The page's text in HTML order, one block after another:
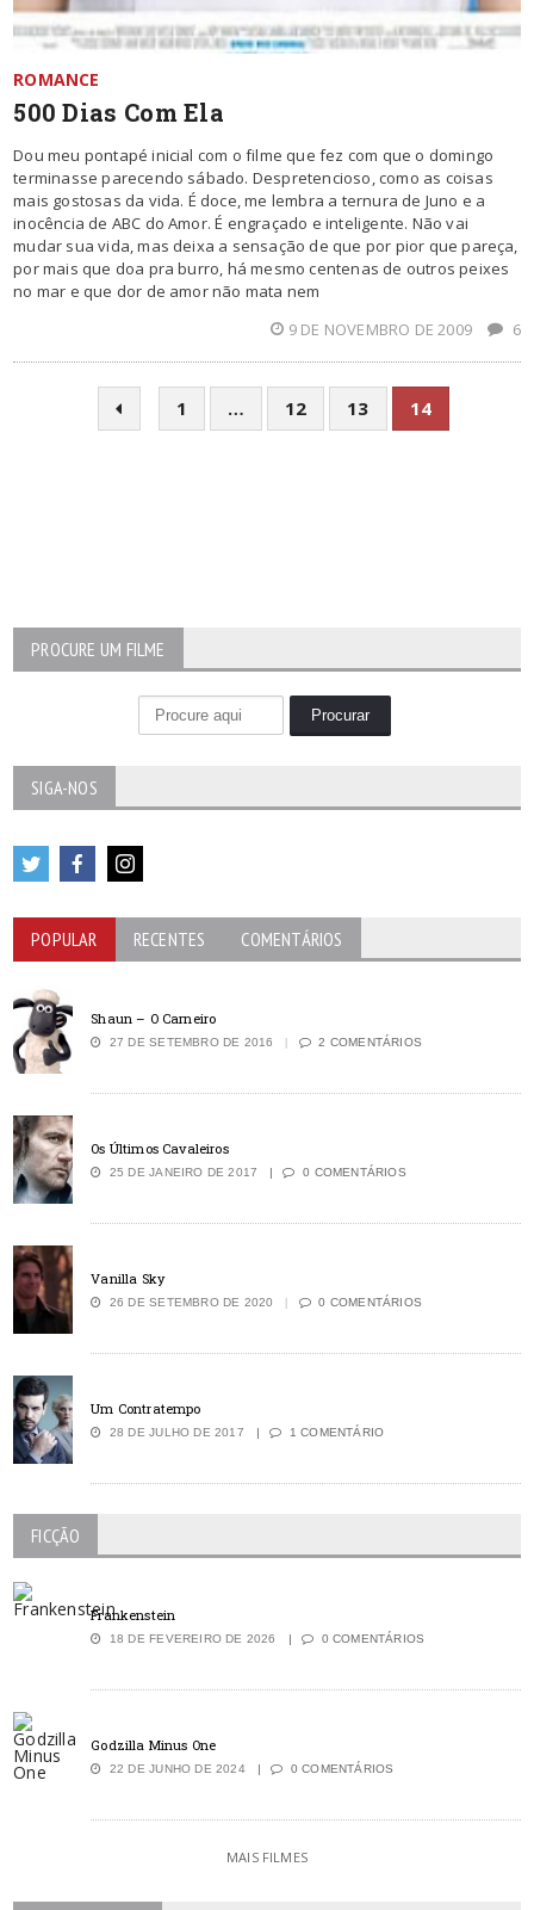
ROMANCE
500 Dias Com Ela
Dou meu pontapé inicial com o filme que fez com que o domingo
terminasse parecendo sábado. Despretencioso, como as coisas
mais gostosas da vida. É doce, me lembra a ternura de Juno e a
inocência de ABC do Amor. É engraçado e inteligente. Não vai
mudar sua vida, mas deixa a sensação de que por pior que pareça,
por mais que doa pra burro, há mesmo centenas de outros peixes
no mar e que dor de amor não mata nem
9 DE NOVEMBRO DE 2009
6
1 … 12 13 14
PROCURE UM FILME
SIGA-NOS
POPULAR RECENTES COMENTÁRIOS
Shaun – O Carneiro
27 DE SETEMBRO DE 2016 2 COMENTÁRIOS
Os Últimos Cavaleiros
25 DE JANEIRO DE 2017 0 COMENTÁRIOS
Vanilla Sky
26 DE SETEMBRO DE 2020 0 COMENTÁRIOS
Um Contratempo
28 DE JULHO DE 2017 1 COMENTÁRIO
FICÇÃO
Frankenstein
18 DE FEVEREIRO DE 2026 0 COMENTÁRIOS
Godzilla Minus One
22 DE JUNHO DE 2024 0 COMENTÁRIOS
MAIS FILMES